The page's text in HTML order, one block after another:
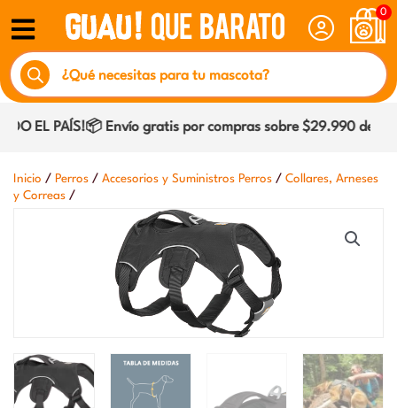
contenido
0
Búsqueda
de
productos
EL PAÍS!📦 Envío gratis por compras sobre $29.990 dentro
Inicio / Perros / Accesorios y Suministros Perros / Collares, Arneses
y Correas /